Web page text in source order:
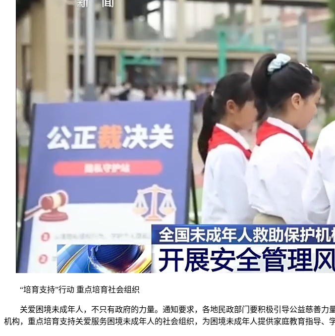
“培育支持”行动 重点培育社会组织
关爱困境未成年人，不只有政府的力量。通知要求，各地民政部门要积极引导公益慈善力
机构，重点培育支持关爱服务困境未成年人的社会组织，为困境未成年人提供家庭教育指导、